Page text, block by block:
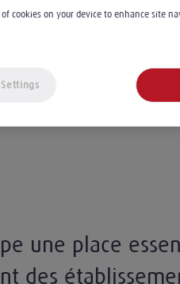
5min
une place
des
cookies on your device to enhance site